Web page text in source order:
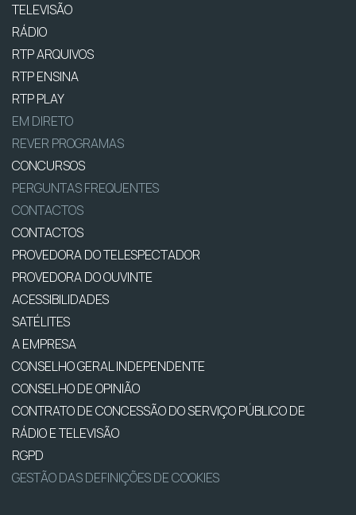
TELEVISÃO
RÁDIO
RTP ARQUIVOS
RTP ENSINA
RTP PLAY
EM DIRETO
REVER PROGRAMAS
CONCURSOS
PERGUNTAS FREQUENTES
CONTACTOS
CONTACTOS
PROVEDORA DO TELESPECTADOR
PROVEDORA DO OUVINTE
ACESSIBILIDADES
SATÉLITES
A EMPRESA
CONSELHO GERAL INDEPENDENTE
CONSELHO DE OPINIÃO
CONTRATO DE CONCESSÃO DO SERVIÇO PÚBLICO DE
RÁDIO E TELEVISÃO
RGPD
GESTÃO DAS DEFINIÇÕES DE COOKIES